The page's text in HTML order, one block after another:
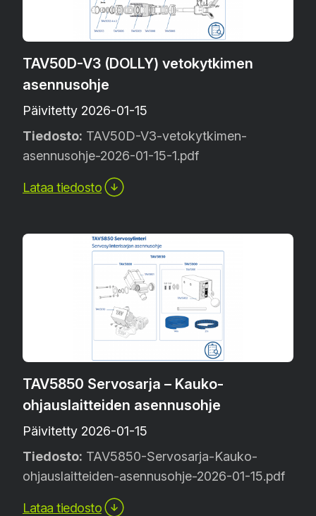
TAV50D-V3 (DOLLY) vetokytkimen
asennusohje
Päivitetty 2026-01-15
Tiedosto: TAV50D-V3-vetokytkimen-
asennusohje-2026-01-15-1.pdf
Lataa tiedosto
TAV5850 Servosarja – Kauko-
ohjauslaitteiden asennusohje
Päivitetty 2026-01-15
Tiedosto: TAV5850-Servosarja-Kauko-
ohjauslaitteiden-asennusohje-2026-01-15.pdf
Lataa tiedosto